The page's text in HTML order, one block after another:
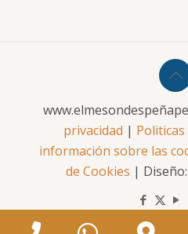
privacidad |
información sobre las
de Cookies | Diseño: